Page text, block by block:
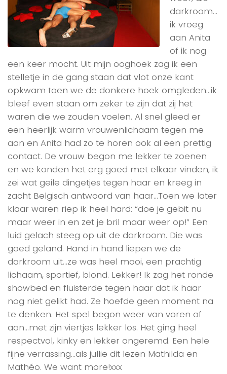
darkroom…
ik vroeg
aan Anita
of ik nog
een keer mocht. Uit mijn ooghoek zag ik een
stelletje in de gang staan dat vlot onze kant
opkwam toen we de donkere hoek omgleden…ik
bleef even staan om zeker te zijn dat zij het
waren die we zouden voelen. Al snel gleed er
een heerlijk warm vrouwenlichaam tegen me
aan en Anita had zo te horen ook al een prettig
contact. De vrouw begon me lekker te zoenen
en we konden het erg goed met elkaar vinden, ik
zei wat geile dingetjes tegen haar en kreeg in
zacht Belgisch antwoord van haar…Toen we later
klaar waren riep ik heel hard: “doe je gebit nu
maar weer in en zet je bril maar weer op!” Een
luid gelach steeg op uit de darkroom. Die was
goed geland. Hand in hand liepen we de
darkroom uit…ze was heel mooi, een prachtig
lichaam, sportief, blond. Lekker! Ik zag het ronde
showbed en fluisterde tegen haar dat ik haar
nog niet gelikt had. Ze hoefde geen moment na
te denken. Het spel begon weer van voren af
aan…met zijn viertjes lekker los. Het ging heel
respectvol, kinky en lekker ongeremd. Een hele
fijne verrassing…als jullie dit lezen Mathilda en
Mathéo. We want more!xxx